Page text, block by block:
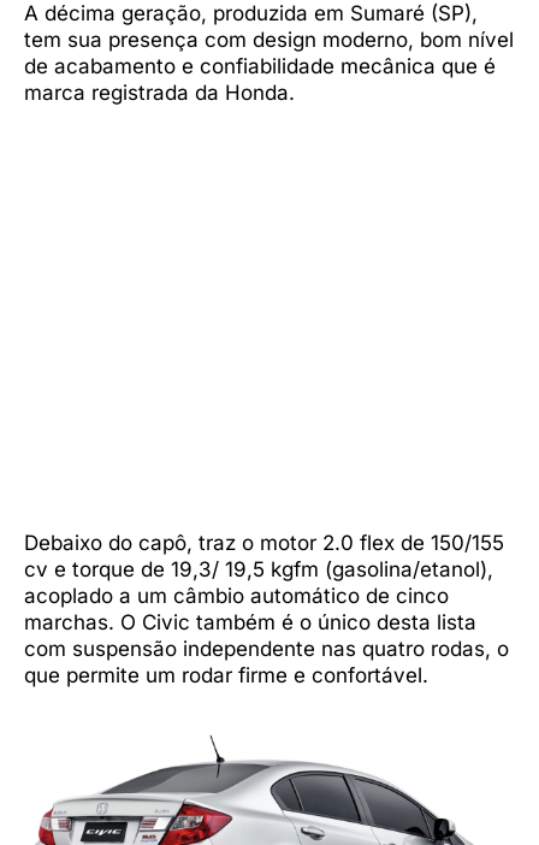
A décima geração, produzida em Sumaré (SP),
tem sua presença com design moderno, bom nível
de acabamento e confiabilidade mecânica que é
marca registrada da Honda.
Debaixo do capô, traz o motor 2.0 flex de 150/155
cv e torque de 19,3/ 19,5 kgfm (gasolina/etanol),
acoplado a um câmbio automático de cinco
marchas. O Civic também é o único desta lista
com suspensão independente nas quatro rodas, o
que permite um rodar firme e confortável.